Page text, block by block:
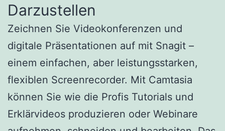
Darzustellen
Zeichnen Sie Videokonferenzen und
digitale Präsentationen auf mit Snagit –
einem einfachen, aber leistungsstarken,
flexiblen Screenrecorder. Mit Camtasia
können Sie wie die Profis Tutorials und
Erklärvideos produzieren oder Webinare